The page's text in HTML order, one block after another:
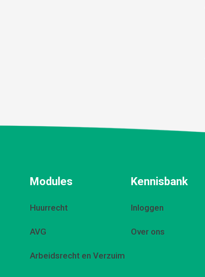
Modules
Huurrecht
AVG
Arbeidsrecht en Verzuim
Kennisbank
Inloggen
Over ons